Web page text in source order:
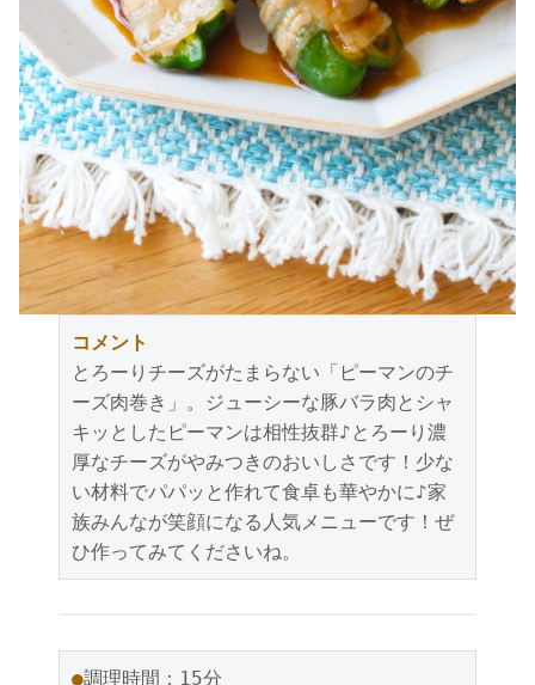
コメント
とろーりチーズがたまらない「ピーマンのチ
ーズ肉巻き」。ジューシーな豚バラ肉とシャ
キッとしたピーマンは相性抜群♪とろーり濃
厚なチーズがやみつきのおいしさです！少な
い材料でパパッと作れて食卓も華やかに♪家
族みんなが笑顔になる人気メニューです！ぜ
ひ作ってみてくださいね。
●調理時間：15分